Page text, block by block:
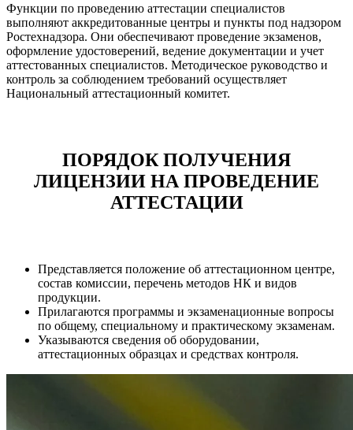
Функции по проведению аттестации специалистов
выполняют аккредитованные центры и пункты под надзором
Ростехнадзора. Они обеспечивают проведение экзаменов,
оформление удостоверений, ведение документации и учет
аттестованных специалистов. Методическое руководство и
контроль за соблюдением требований осуществляет
Национальный аттестационный комитет.
ПОРЯДОК ПОЛУЧЕНИЯ
ЛИЦЕНЗИИ НА ПРОВЕДЕНИЕ
АТТЕСТАЦИИ
Представляется положение об аттестационном центре,
состав комиссии, перечень методов НК и видов
продукции.
Прилагаются программы и экзаменационные вопросы
по общему, специальному и практическому экзаменам.
Указываются сведения об оборудовании,
аттестационных образцах и средствах контроля.